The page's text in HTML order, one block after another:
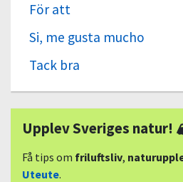
För att
Si, me gusta mucho
Tack bra
Upplev Sveriges
Få tips om friluftsliv,
Uteute.